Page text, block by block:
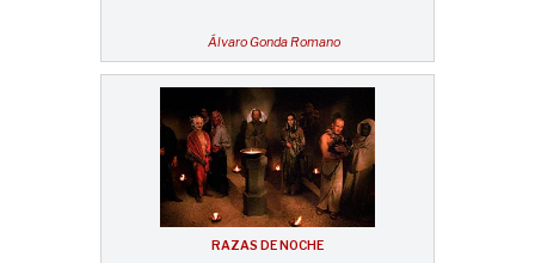
Álvaro Gonda Romano
RAZAS DE NOCHE